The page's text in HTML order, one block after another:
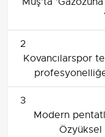
2
Kovancılarspor
3
Modern